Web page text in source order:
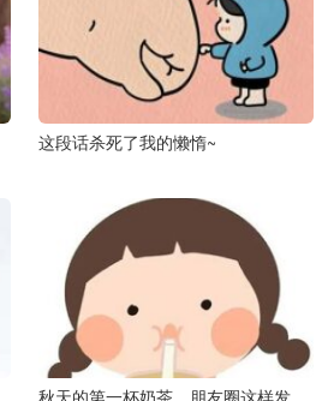
这段话杀死了我的懒惰~
秋天的第一杯奶茶，朋友圈这样发，